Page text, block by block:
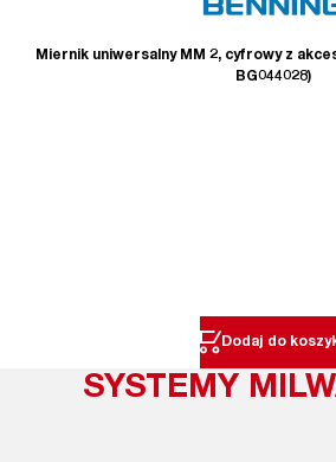
Miernik uniwersalny MM 2, cyfrowy z
BG044028)
Dodaj do
SYSTEMY